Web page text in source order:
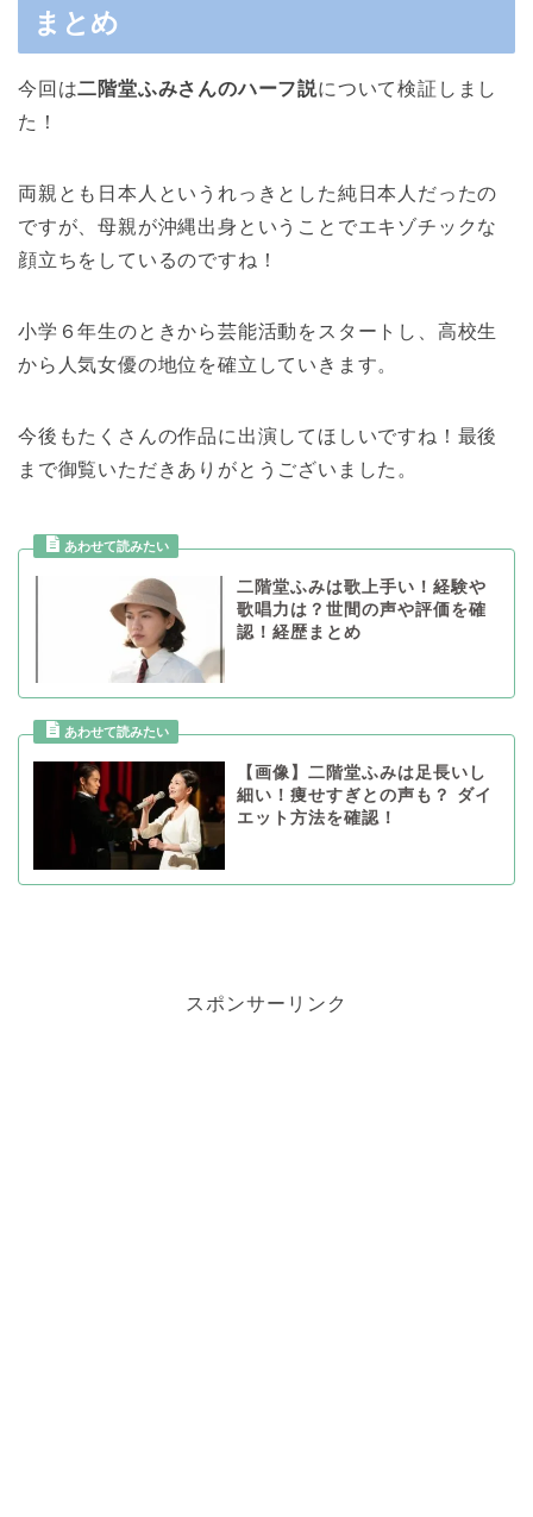
まとめ
今回は二階堂ふみさんのハーフ説について検証しまし
た！
両親とも日本人というれっきとした純日本人だったの
ですが、母親が沖縄出身ということでエキゾチックな
顔立ちをしているのですね！
小学６年生のときから芸能活動をスタートし、高校生
から人気女優の地位を確立していきます。
今後もたくさんの作品に出演してほしいですね！最後
まで御覧いただきありがとうございました。
二階堂ふみは歌上手い！経験や
歌唱力は？世間の声や評価を確
認！経歴まとめ
【画像】二階堂ふみは足長いし
細い！痩せすぎとの声も？ ダイ
エット方法を確認！
スポンサーリンク